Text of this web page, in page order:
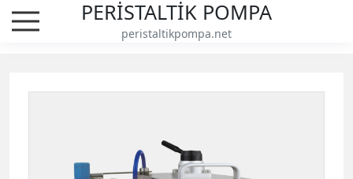
PERİSTALTİK POMPA
peristaltikpompa.net